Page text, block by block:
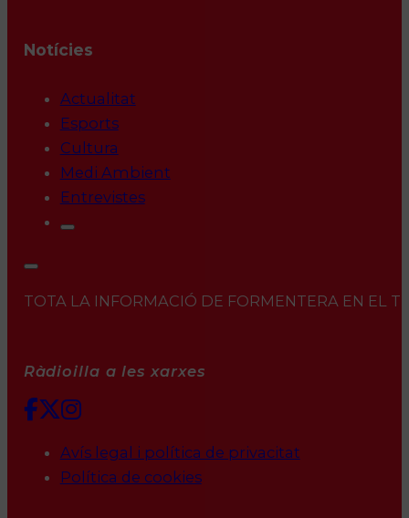
Notícies
Actualitat
Esports
Cultura
Medi Ambient
Entrevistes
TOTA LA INFORMACIÓ DE FORMENTERA EN EL
Ràdioilla a les xarxes
Avís legal i política de privacitat
Política de cookies